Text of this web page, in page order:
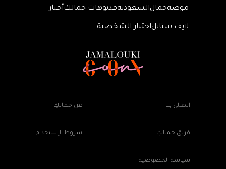
موضةجمالالسعوديةفديوهات جمالكأخبار
لايف ستايلاختبار الشخصية
اتصلي بنا عن جمالكِ
فريق جمالكِ شروط الإستخدام
سياسة الخصوصية